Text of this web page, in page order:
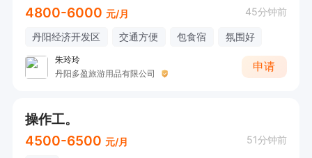
4800-6000 元/月 45分钟前
丹阳经济开发区 交通方便 包食宿 氛围好
朱玲玲
丹阳多盈旅游用品有限公司
申请
操作工。
4500-6500 元/月 51分钟前